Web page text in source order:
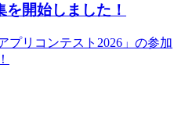
開始しました！
プリコンテスト2026」の参加